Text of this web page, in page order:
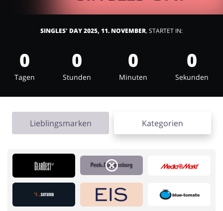
Essen & Trinken Beauty & Gesundheit
Sport & Hobby Schmuck & Uhren
SINGLES' DAY 2025, 11. NOVEMBER, STARTET IN:
0
Tagen
0
Stunden
0
Minuten
0
Sekunden
Lieblingsmarken Kategorien